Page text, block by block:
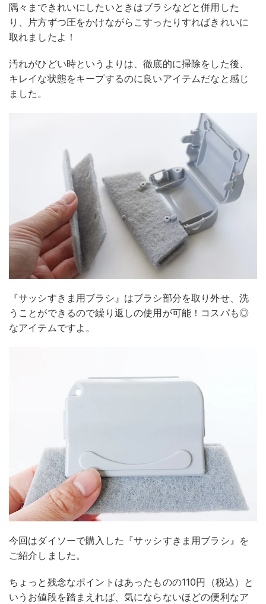
隅々まできれいにしたいときはブラシなどと併用した
り、片方ずつ圧をかけながらこすったりすればきれいに
取れましたよ！
汚れがひどい時というよりは、徹底的に掃除をした後、
キレイな状態をキープするのに良いアイテムだなと感じ
ました。
『サッシすきま用ブラシ』はブラシ部分を取り外せ、洗
うことができるので繰り返しの使用が可能！コスパも◎
なアイテムですよ。
今回はダイソーで購入した『サッシすきま用ブラシ』を
ご紹介しました。
ちょっと残念なポイントはあったものの110円（税込）と
いうお値段を踏まえれば、気にならないほどの便利なア